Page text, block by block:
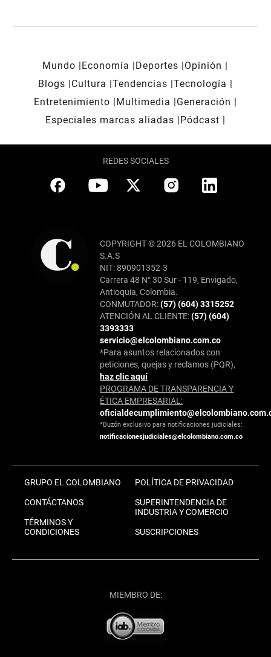
Mundo Economía Deportes
Opinión
Blogs
Cultura Tendencias Tecnología
Entretenimiento
Multimedia
Generación
Especiales marcas aliadas
Pódcast
REDES SOCIALES
COPYRIGHT © 2026 EL COLOMBIANO
S.A.S
NIT: 890901352-3
Carrera 48 N° 30 Sur - 119, Envigado,
Antioquia, Colombia.
CONMUTADOR:(57) (604) 3315252
ATENCIÓN AL CLIENTE:(57) (604)
3393333
servicio@elcolombiano.com.co
*Para asuntos relacionados con
peticiones, quejas y reclamos (PQR),
haz clic aquí
PROGRAMA DE TRANSPARENCIA Y
ÉTICA EMPRESARIAL:
*Buzón exclusivo para notificaciones judiciales:
notificacionesjudiciales@elcolombiano.com.co
GRUPO EL COLOMBIANO
CONTÁCTANOS
TÉRMINOS Y
CONDICIONES
POLÍTICA DE PRIVACIDAD
SUPERINTENDENCIA DE
INDUSTRIA Y COMERCIO
SUSCRIPCIONES
MIEMBRO DE: